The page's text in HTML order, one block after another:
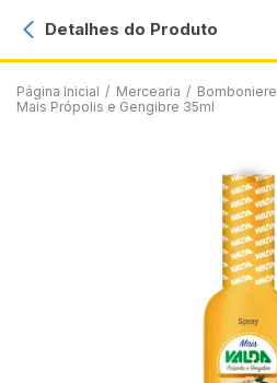
Página Inicial / Mercearia / Bomboniere
Mais Própolis e Gengibre 35ml
Detalhes do Produto